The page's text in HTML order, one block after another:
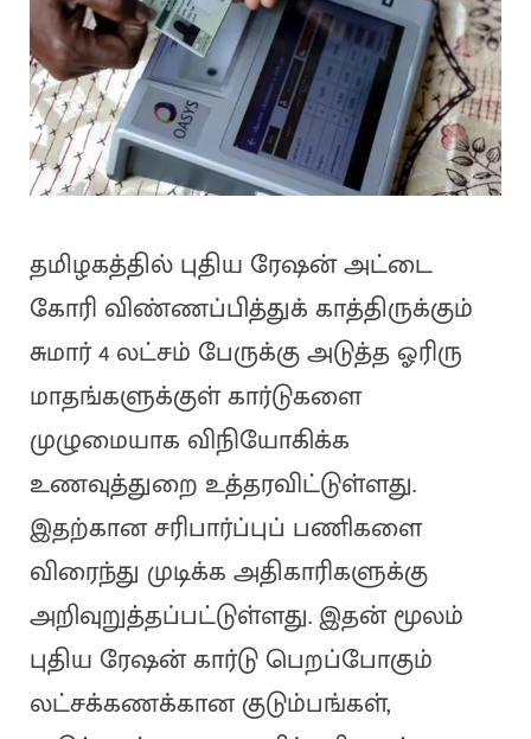
தமிழகத்தில் புதிய ரேஷன் அட்டை
கோரி விண்ணப்பித்துக் காத்திருக்கும்
சுமார் 4 லட்சம் பேருக்கு அடுத்த ஓரிரு
மாதங்களுக்குள் கார்டுகளை
முழுமையாக விநியோகிக்க
உணவுத்துறை உத்தரவிட்டுள்ளது.
இதற்கான சரிபார்ப்புப் பணிகளை
விரைந்து முடிக்க அதிகாரிகளுக்கு
அறிவுறுத்தப்பட்டுள்ளது. இதன் மூலம்
புதிய ரேஷன் கார்டு பெறப்போகும்
லட்சக்கணக்கான குடும்பங்கள்,